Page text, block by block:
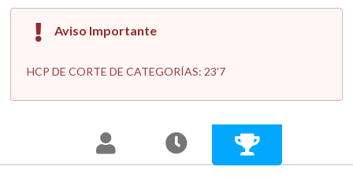
Aviso Importante
HCP DE CORTE DE CATEGORÍAS: 23'7